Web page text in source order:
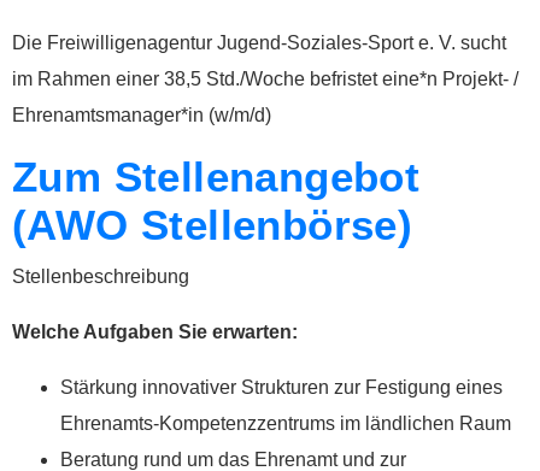
Die Freiwilligenagentur Jugend-Soziales-Sport e. V. sucht
im Rahmen einer 38,5 Std./Woche befristet eine*n Projekt- /
Ehrenamtsmanager*in (w/m/d)
Zum Stellenangebot
(AWO Stellenbörse)
Stellenbeschreibung
Welche Aufgaben Sie erwarten:
Stärkung innovativer Strukturen zur Festigung eines
Ehrenamts-Kompetenzzentrums im ländlichen Raum
Beratung rund um das Ehrenamt und zur